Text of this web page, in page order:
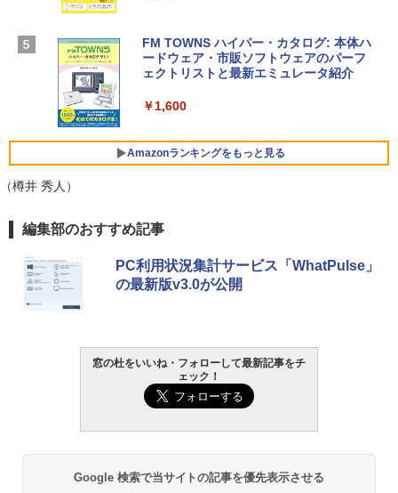
ン 15-fd 15.6インチ 16GBメモリ 512GB
SSD インテル Core 5
ersonal/Copilotキー搭載/Win 11/15.6型/
Core i5/16GB/SSD 512GB/ホワイト) FM
Windows版 | Minecraft (マインクラフ
ト): Java & Bedrock Edition | オンライ
FM TOWNS ハイパー・カタログ: 本体ハ
ードウェア・市販ソフトウェアのパーフ
ェクトリストと最新エミュレータ紹介
￥1,600
Amazonランキングをもっと見る
Amazon Kindle - 目に優しい、かさばら
続バッテリー、6インチディスプレイ電子
書籍リーダー、マッチャ、16GB、広告な
し
Kindle Paperwhite シグニチャーエディ
ション (32GB) 7インチディスプレイ、明
るさ自動調整、色調調節ライト、12週間
ブラック
（樽井 秀人）
編集部のおすすめ記事
PC利用状況集計サービス「WhatPulse」
の最新版v3.0が公開
窓の杜をいいね・フォローして最新記事をチ
ェック！
Google 検索で当サイトの記事を優先表示させる